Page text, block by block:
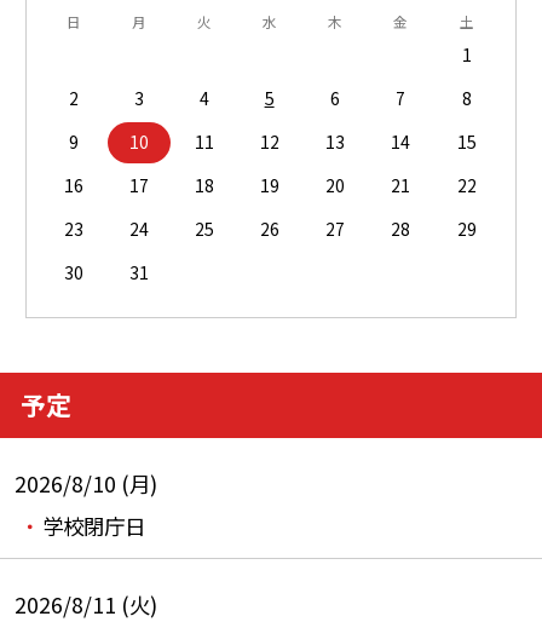
日 月 火 水 木 金 土
1
2
3 4 5 6 7
8
9
10 11 12 13 14
15
16
17 18 19 20 21
22
23
24 25 26 27 28
29
30
31
予定
2026/8/10 (月)
学校閉庁日
2026/8/11 (火)